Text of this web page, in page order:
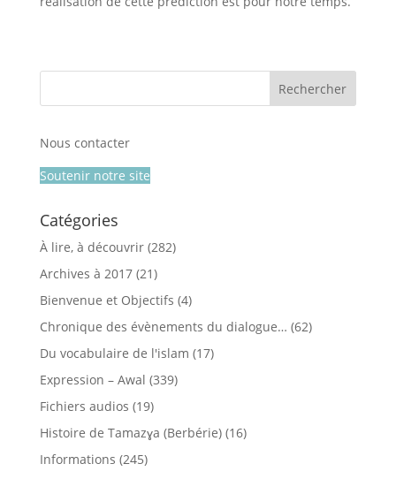
Nous contacter
Soutenir notre site
Catégories
À lire, à découvrir(282)
Archives à 2017(21)
Bienvenue et Objectifs (4)
Chronique des évènements du dialogue… (62)
Du vocabulaire de l'islam (17)
Expression – Awal (339)
Fichiers audios (19)
Histoire de Tamazɣa (Berbérie)(16)
Informations (245)